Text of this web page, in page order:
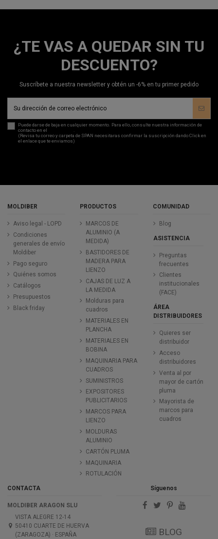
¿TE VAS A QUEDAR SIN TU
DESCUENTO?
Suscríbete a nuestra newsletter y obtén un -6% en tu primer pedido
Puede darse de baja en cualquier momento. Para ello, consulte nuestra información de
contacto en el
(Revisa tu correo y carpeta de SPAN necesitaras confirmar la suscripción dando Click en
el enlace que te enviamos)
MOLDIBER
Aviso legal - LOPD
Condiciones
generales de envío
Moldiber
Pago seguro
Quiénes somos
Catálogos
Presupuestos
Black friday
PRODUCTOS
MARCOS DE
ALUMINIO (A
MEDIDA)
BASTIDORES DE
MADERA PARA
LIENZO
CAJAS DE LUZ A
LA MEDIDA
Molduras para
cuadros
MATERIALES EN
PLANCHA
MATERIALES EN
BOBINA
MAQUINARIA PARA
CUADROS
SUMINISTROS
EXPOSITORES
PUBLICITARIOS
MARCOS PARA
LIENZO
MOLDURAS
ALUMINIO
CARTÓN PLUMA
MAQUINARIA
ROTULACIÓN
COMUNIDAD
Blog
ASISTENCIA
Preguntas
frecuentes
Clientes
institucionales
(FACE)
ÁREA
DISTRIBUIDORES
Quieres ser
distribuidor
Acceso
distribuidores
Venta al por
mayor de cartón
pluma
Mayorista de
marcos para
cuadros
CONTACTA
MOLDIBER ARAGON SLU
VISTA ALEGRE 12-14
50410 CUARTE DE HUERVA
(ZARAGOZA) · ESPAÑA
Síguenos
BLOG